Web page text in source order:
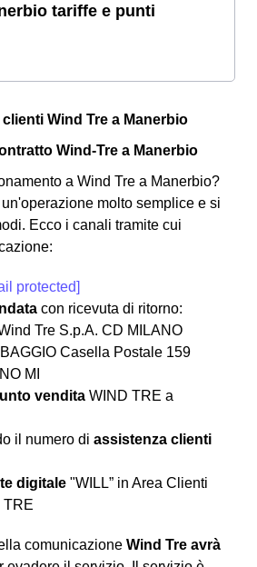
tariffe e punti
Wind Tre a Manerbio
Wind-Tre a Manerbio
a Wind Tre a Manerbio?
molto semplice e si
Ecco i canali tramite cui
protected]
con ricevuta di ritorno:
Tre S.p.A. CD MILANO
Casella Postale 159
MI
vendita WIND TRE a
il numero di assistenza clienti
digitale "WILL” in Area Clienti
TRE
comunicazione Wind Tre avrà